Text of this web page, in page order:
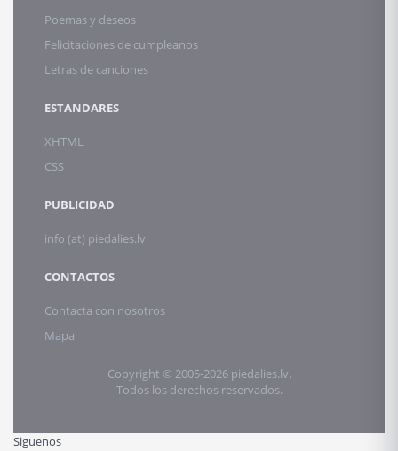
Poemas y deseos
Felicitaciones de cumpleanos
Letras de canciones
ESTANDARES
XHTML
CSS
PUBLICIDAD
info (at) piedalies.lv
CONTACTOS
Contacta con nosotros
Mapa
Copyright © 2005-2026 piedalies.lv.
Todos los derechos reservados.
Siguenos